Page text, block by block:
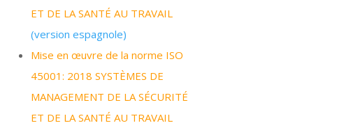
ET DE LA SANTÉ AU TRAVAIL
(version espagnole)
Mise en œuvre de la norme ISO
45001: 2018 SYSTÈMES DE
MANAGEMENT DE LA SÉCURITÉ
ET DE LA SANTÉ AU TRAVAIL